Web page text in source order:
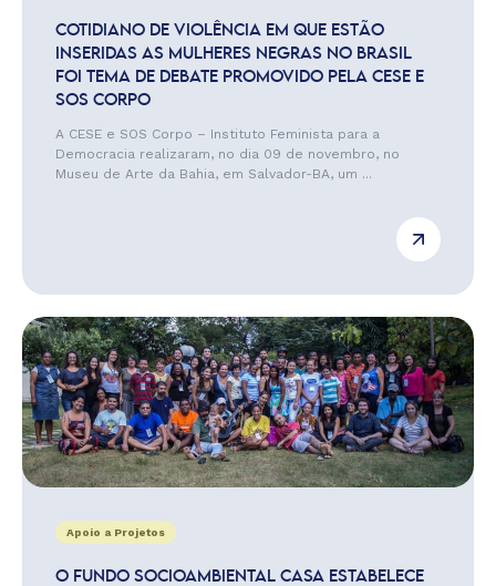
COTIDIANO DE VIOLÊNCIA EM QUE ESTÃO
INSERIDAS AS MULHERES NEGRAS NO BRASIL
FOI TEMA DE DEBATE PROMOVIDO PELA CESE E
SOS CORPO
A CESE e SOS Corpo – Instituto Feminista para a
Democracia realizaram, no dia 09 de novembro, no
Museu de Arte da Bahia, em Salvador-BA, um ...
Apoio a Projetos
O FUNDO SOCIOAMBIENTAL CASA ESTABELECE